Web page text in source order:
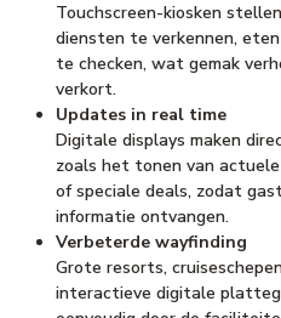
Touchscreen-kiosken
diensten te verkennen,
te checken, wat gemak
verkort.
Updates in real time
Digitale displays maken
zoals het tonen van actuele
of speciale deals, zodat
informatie ontvangen.
Verbeterde wayfinding
Grote resorts,
interactieve digitale